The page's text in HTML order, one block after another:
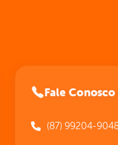
Fale Conosco
(87) 99204-